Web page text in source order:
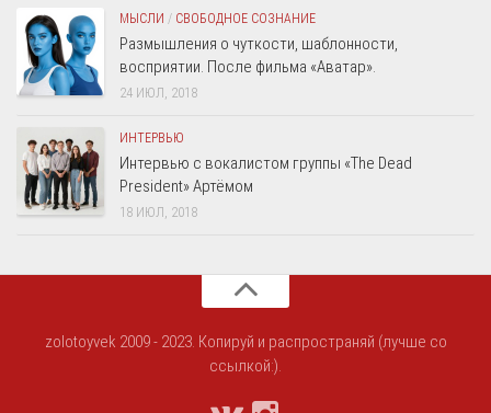
МЫСЛИ / СВОБОДНОЕ СОЗНАНИЕ
Размышления о чуткости, шаблонности,
восприятии. После фильма «Аватар».
24 ИЮЛ, 2018
ИНТЕРВЬЮ
Интервью с вокалистом группы «The Dead
President» Артёмом
18 ИЮЛ, 2018
zolotoyvek 2009 - 2023. Копируй и распространяй (лучше со
ссылкой:).